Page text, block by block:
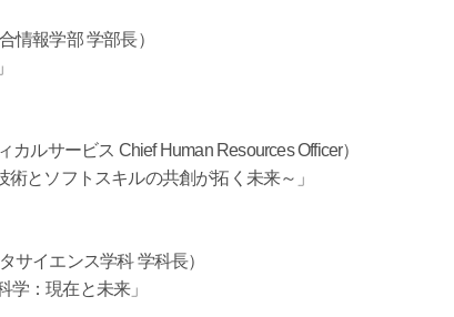
情報学部 学部長）
ルサービス Chief Human Resources Officer）
術とソフトスキルの共創が拓く未来～」
サイエンス学科 学科長）
学：現在と未来」